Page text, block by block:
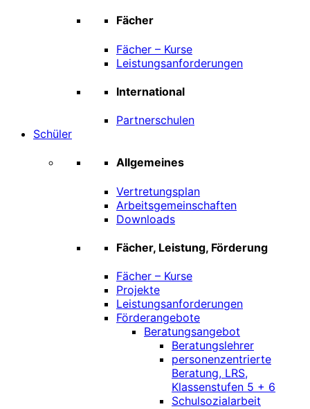
Fächer
Fächer – Kurse
Leistungsanforderungen
International
Partnerschulen
Schüler
Allgemeines
Vertretungsplan
Arbeitsgemeinschaften
Downloads
Fächer, Leistung, Förderung
Fächer – Kurse
Projekte
Leistungsanforderungen
Förderangebote
Beratungsangebot
Beratungslehrer
personenzentrierte
Beratung, LRS,
Klassenstufen 5 + 6
Schulsozialarbeit